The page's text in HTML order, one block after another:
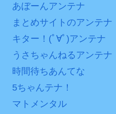
あぼーんアンテナ
まとめサイトのアンテナ
キター！(ﾟ∀ﾟ)アンテナ
うさちゃんねるアンテナ
時間待ちあんてな
5ちゃんテナ！
マトメンタル